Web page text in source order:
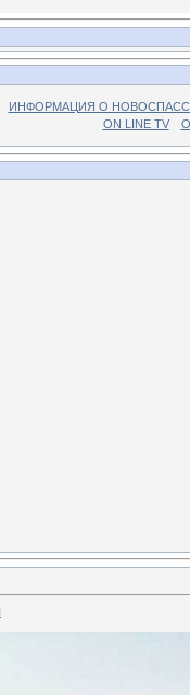
ИНФОРМАЦИЯ О
ON LINE TV